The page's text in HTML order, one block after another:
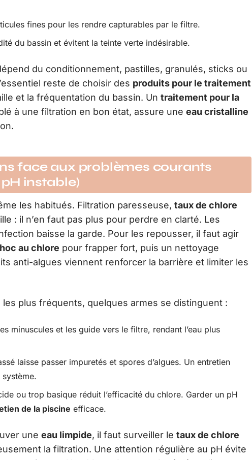
fines pour les rendre capturables par le filtre.
du bassin et évitent la teinte verte indésirable.
du conditionnement, pastilles, granulés, sticks ou
reste de choisir des produits pour le traitement
et la fréquentation du bassin. Un traitement pour la
à une filtration en bon état, assure une eau cristalline
face aux problèmes courants
instable)
les habitués. Filtration paresseuse, taux de chlore
: il n’en faut pas plus pour perdre en clarté. Les
baisse la garde. Pour les repousser, il faut agir
au chlore pour frapper fort, puis un nettoyage
anti-algues viennent renforcer la barrière et limiter les
plus fréquents, quelques armes se distinguent :
minuscules et les guide vers le filtre, rendant l’eau plus
laisse passer impuretés et spores d’algues. Un entretien
ou trop basique réduit l’efficacité du chlore. Garder un pH
de la piscine efficace.
une eau limpide, il faut surveiller le taux de chlore
la filtration. Une attention régulière au pH évite